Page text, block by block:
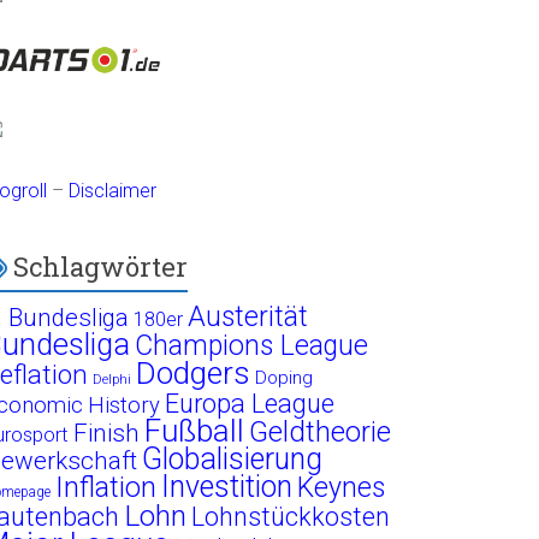
– Disclaimer
Schlagwörter
Bundesliga 180er Austerität
Champions League
Delphi Dodgers Doping
History Europa League
Finish Fußball Geldtheorie
Globalisierung
Inflation Investition Keynes
Lohn Lohnstückkosten